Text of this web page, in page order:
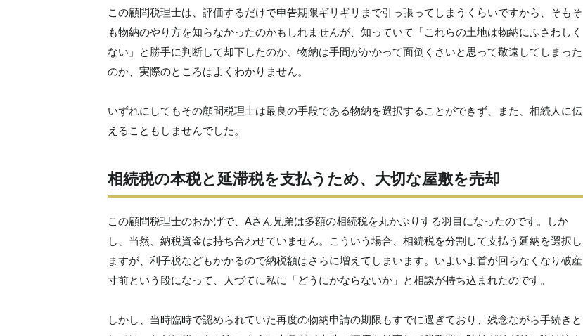
この顧問税理士は、評価するだけで申告期限ギリギリまで引っ張ってしまうくらいですから、そもそ
も物納のやり方を知らなかったのかもしれませんが、知っていて「これらの土地は物納にふさわしく
ない」と勝手に判断して却下したのか、物納は手間がかかって面倒くさいと思って敬遠してしまった
のか、実際のところはよくわかりません。
いずれにしてもその顧問税理士は最良の手段である物納を選択することができず、また、相続人に伝
えることもしませんでした。
相続税の本税と延滞税を支払うため、大切な屋敷を売却
この顧問税理士のおかげで、Aさん兄弟は多額の相続税を丸かぶりする羽目になったのです。しか
し、当然、納税資金は持ち合わせていません。こういう場合、相続税を分割して支払う延納を選択し
ますが、利子税などもかかるので納税額はさらに増えてしまいます。いよいよ首が回らなくなり破産
寸前という段になって、人づてに私に「どうにかならないか」と相談が持ち込まれたのです。
しかし、当時臨時で認められていた再度の物納申請の期限もすでに過ぎており、残念ながら手続きと